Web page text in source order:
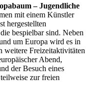
Donzdorf
– Jugendliche
mit einem Künstler
hergestellten
bespielbar sind. Neben
um Europa wird es in
weitere Freizeitaktivitäten
Abend,
der Besuch eines
zur freien